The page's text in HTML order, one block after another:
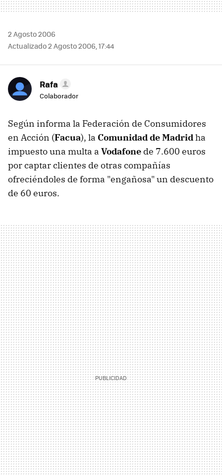
2 Agosto 2006
Actualizado 2 Agosto 2006, 17:44
Rafa
Colaborador
Según informa la Federación de Consumidores
en Acción (Facua), la Comunidad de Madridha
impuesto una multa a Vodafone de 7.600 euros
por captar clientes de otras compañías
ofreciéndoles de forma "engañosa" un descuento
de 60 euros.